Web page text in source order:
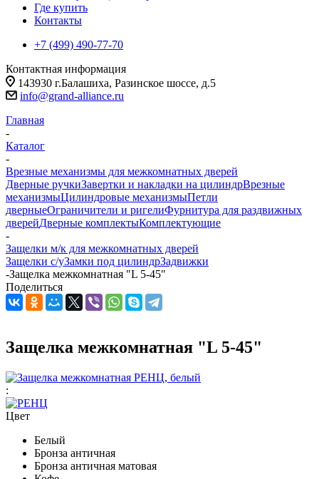
Где купить
Контакты
+7 (499) 490-77-70
Контактная информация
143930 г.Балашиха, Разинское шоссе, д.5
info@grand-alliance.ru
Главная
-
Каталог
-
Врезные механизмы для межкомнатных дверей
Дверные ручкиЗавертки и накладки на цилиндрВрезные
механизмыЦилиндровые механизмыПетли
дверныеОграничители и ригелиФурнитура для раздвижных
дверейДверные комплектыКомплектующие
-
Защелки м/к для межкомнатных дверей
Защелки с/уЗамки под цилиндрЗадвижки
-Защелка межкомнатная "L 5-45"
Поделиться
Защелка межкомнатная "L 5-45"
:
Цвет
Белый
Бронза античная
Бронза античная матовая